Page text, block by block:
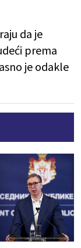
da je
prema
je odakle